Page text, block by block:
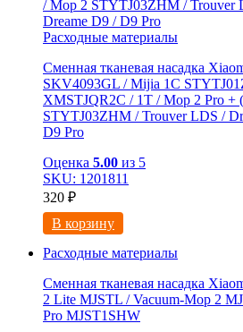
Расходные материалы
Сменная тканевая насадка
SKV4093GL / Mijia 1C
XMSTJQR2C / 1T / Mop 2 Pro
STYTJ03ZHM / Trouver LDS /
D9 Pro
Оценка 5.00 из 5
SKU: 1201811
320 ₽
В корзину
Расходные материалы
Сменная тканевая насадка
2 Lite MJSTL / Vacuum-Mop 2
Pro MJST1SHW